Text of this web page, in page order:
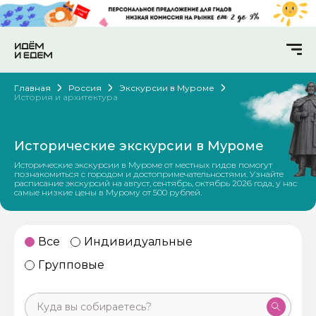
Главная Россия
Экскурсии в Муроме
История и архитектура
Исторические экскурсии в Муроме
Исторические экскурсии в Муроме от местных гидов помогут
познакомиться с городом и достопримечательностями. Узнайте
расписание экскурсий на август, сентябрь, октябрь 2026 года, у нас
самые низкие цены в Мурому от 500 рублей.
Все
Индивидуальные
Групповые